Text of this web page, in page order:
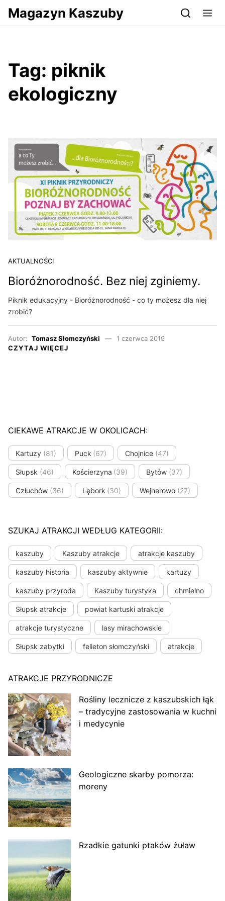
Przejdź do serwisu magazynkaszuby.pl
Magazyn Kaszuby
Tag: piknik
ekologiczny
AKTUALNOŚCI
Bioróżnorodność. Bez niej zginiemy.
Piknik edukacyjny - Bioróżnorodność - co ty możesz dla niej
zrobić?
Autor: Tomasz Słomczyński
1 czerwca 2019
CZYTAJ WIĘCEJ
CIEKAWE ATRAKCJE W OKOLICACH:
Kartuzy (81) Puck (67) Chojnice (47)
Słupsk (46) Kościerzyna (39) Bytów (37)
Człuchów (36) Lębork (30) Wejherowo (27)
SZUKAJ ATRAKCJI WEDŁUG KATEGORII:
kaszuby Kaszuby atrakcje atrakcje kaszuby
kaszuby historia kaszuby aktywnie kartuzy
kaszuby przyroda Kaszuby turystyka chmielno
Słupsk atrakcje powiat kartuski atrakcje
atrakcje turystyczne lasy mirachowskie
Słupsk zabytki felieton słomczyński atrakcje
ATRAKCJE PRZYRODNICZE
Rośliny lecznicze z kaszubskich łąk
– tradycyjne zastosowania w kuchni
i medycynie
Geologiczne skarby pomorza:
moreny
Rzadkie gatunki ptaków żuław